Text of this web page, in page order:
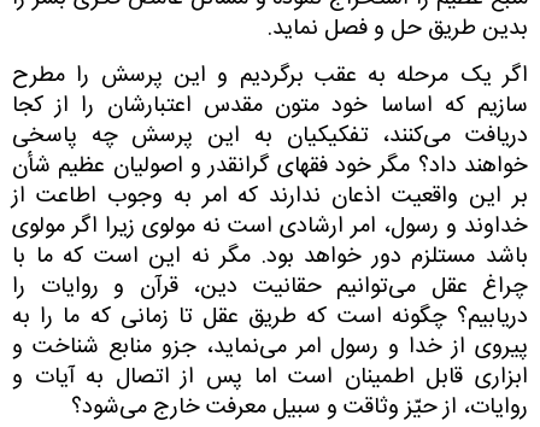
بدین طریق حل و فصل نماید.
اگر یک مرحله به عقب برگردیم و این پرسش را مطرح
سازیم که اساسا خود متون مقدس اعتبارشان را از کجا
دریافت می‌کنند، تفکیکیان به این پرسش چه پاسخی
خواهند داد؟ مگر خود فقهای گرانقدر و اصولیان عظیم شأن
بر این واقعیت اذعان ندارند که امر به وجوب اطاعت از
خداوند و رسول، امر ارشادی است نه مولوی زیرا اگر مولوی
باشد مستلزم دور خواهد بود. مگر نه این است که ما با
چراغ عقل می‌توانیم حقانیت دین، قرآن و روایات را
دریابیم؟ چگونه است که طریق عقل تا زمانی که ما را به
پیروی از خدا و رسول امر می‌نماید، جزو منابع شناخت و
ابزاری قابل اطمینان است اما پس از اتصال به آیات و
روایات، از حیّز وثاقت و سبیل معرفت خارج می‌شود؟